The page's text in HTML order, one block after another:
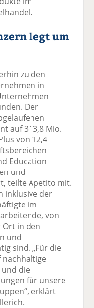
legt um
zu den
in
Der
auf 313,8 Mio.
von 12,4
Education
und
teilte Apetito mit.
inklusive der
im
von
Ort in den
und
sind. „Für die
nachhaltige
die
für unsere
erklärt